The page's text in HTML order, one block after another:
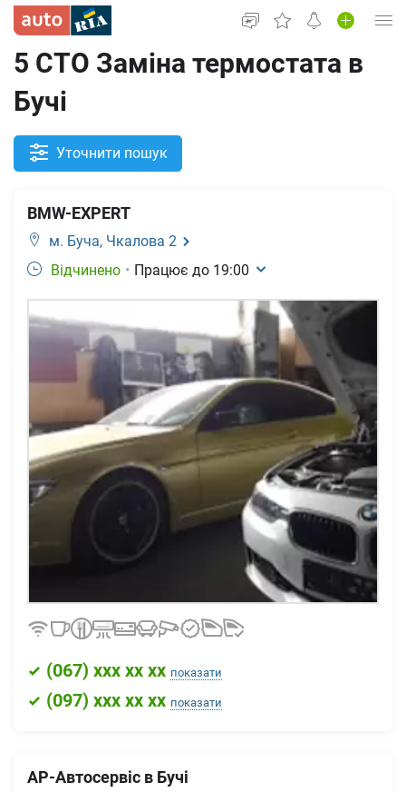
Увійти в кабінет
Вживані авто
Нові авто
Новини
Все для авто
5 СТО Заміна термостата в
Бучі
Уточнити пошук
BMW-EXPERT
м. Буча, Чкалова 2
Відчинено • Працює до 19:00
(067) xxx xx xx показати
(097) xxx xx xx показати
АР-Автосервіс в Бучі